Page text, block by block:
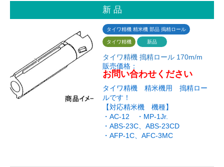
新 品
タイワ精機 精米機 部品 搗精ロール
タイワ精機 新品
タイワ精機 搗精ロール 170m/m
販売価格：
お問い合わせください
タイワ精機 精米機用 搗精ロー
ルです！
【対応精米機 機種】
・AC-12 ・MP-1Jr.
・ABS-23C、ABS-23CD
・AFP-1C、AFC-3MC